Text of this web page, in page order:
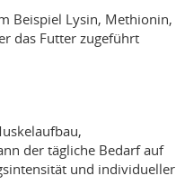
Beispiel Lysin, Methionin,
das Futter zugeführt
der tägliche Bedarf auf
und individueller